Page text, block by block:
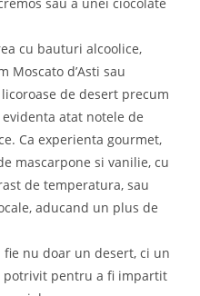
cu bauturi alcoolice,
d’Asti sau
de desert precum
atat notele de
Ca experienta gourmet,
mascarpone si vanilie, cu
de temperatura, sau
aducand un plus de
nu doar un desert, ci un
potrivit pentru a fi impartit